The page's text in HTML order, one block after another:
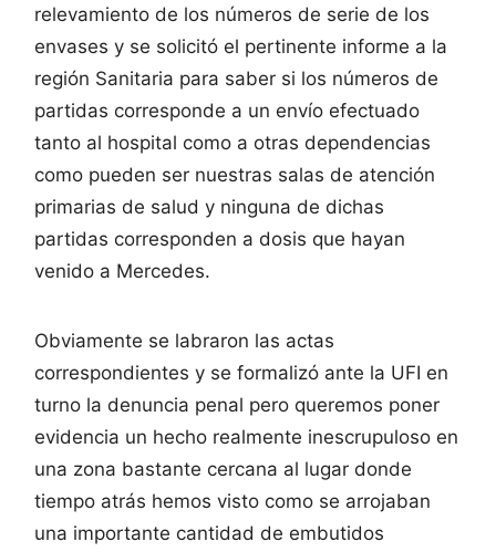
relevamiento de los números de serie de los
envases y se solicitó el pertinente informe a la
región Sanitaria para saber si los números de
partidas corresponde a un envío efectuado
tanto al hospital como a otras dependencias
como pueden ser nuestras salas de atención
primarias de salud y ninguna de dichas
partidas corresponden a dosis que hayan
venido a Mercedes.
Obviamente se labraron las actas
correspondientes y se formalizó ante la UFI en
turno la denuncia penal pero queremos poner
evidencia un hecho realmente inescrupuloso en
una zona bastante cercana al lugar donde
tiempo atrás hemos visto como se arrojaban
una importante cantidad de embutidos